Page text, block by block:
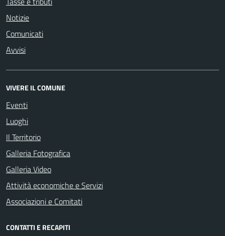
Notizie
Comunicati
Avvisi
VIVERE IL COMUNE
Eventi
Luoghi
Il Territorio
Galleria Fotografica
Galleria Video
Attività economiche e Servizi
Associazioni e Comitati
CONTATTI E RECAPITI